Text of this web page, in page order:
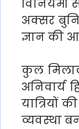
विनियमों
अक्सर
ज्ञान की
कुल
अनिवार्य
यात्रियों
व्यवस्था